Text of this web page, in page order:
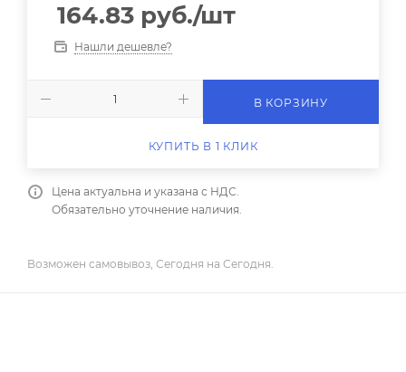
164.83 руб./шт
Нашли дешевле?
В КОРЗИНУ
КУПИТЬ В 1 КЛИК
Цена актуальна и указана с НДС.
Обязательно уточнение наличия.
Возможен самовывоз, Сегодня на Сегодня.